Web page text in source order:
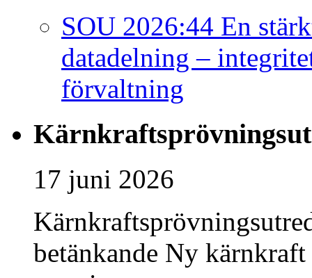
SOU 2026:44 En
datadelning –
förvaltning
17 juni 2026
betänkande Ny